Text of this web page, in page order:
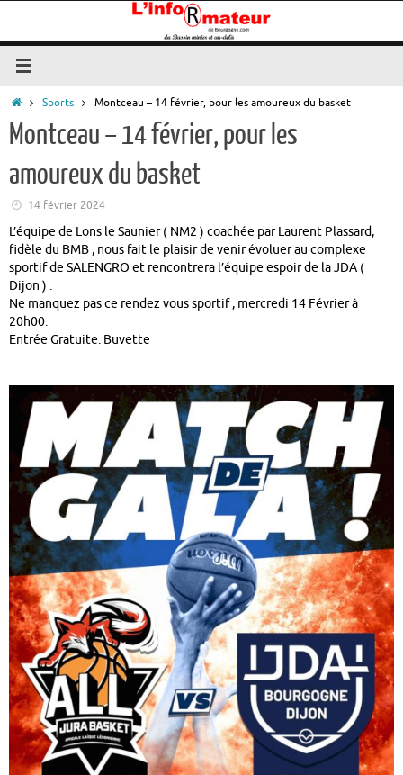
contenu
Accueil
Sports Montceau – 14 février, pour les amoureux du basket
Montceau – 14 février, pour les
amoureux du basket
14 février 2024
L’équipe de Lons le Saunier ( NM2 ) coachée par Laurent Plassard,
fidèle du BMB , nous fait le plaisir de venir évoluer au complexe
sportif de SALENGRO et rencontrera l’équipe espoir de la JDA (
Dijon ) .
Ne manquez pas ce rendez vous sportif , mercredi 14 Février à
20h00.
Entrée Gratuite. Buvette